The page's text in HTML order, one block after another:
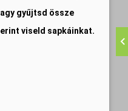
gyűjtsd össze
viseld sapkáinkat.